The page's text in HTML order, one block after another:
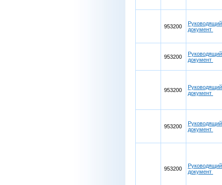
953200
Руководящий
документ
953200
Руководящий
документ
953200
Руководящий
документ
953200
Руководящий
документ
953200
Руководящий
документ